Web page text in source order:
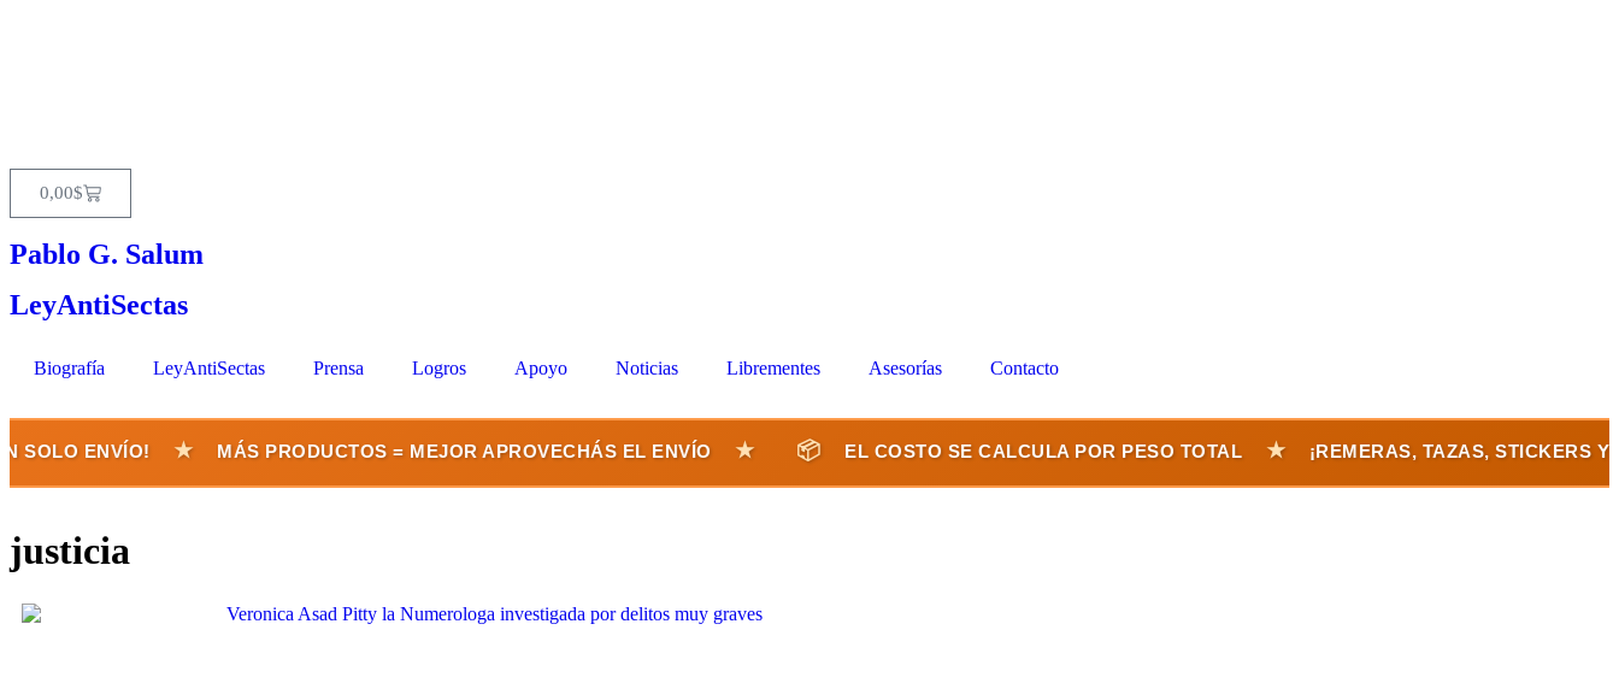
0,00$
Pablo G. Salum
LeyAntiSectas
Biografía LeyAntiSectas Prensa Logros Apoyo Noticias Librementes Asesorías Contacto
ENVÍO! ★ MÁS PRODUCTOS = MEJOR APROVECHÁS EL ENVÍO ★ EL COSTO SE CALCULA POR PESO TOTAL ★ ¡REMERAS, TAZAS, STICKERS Y
justicia